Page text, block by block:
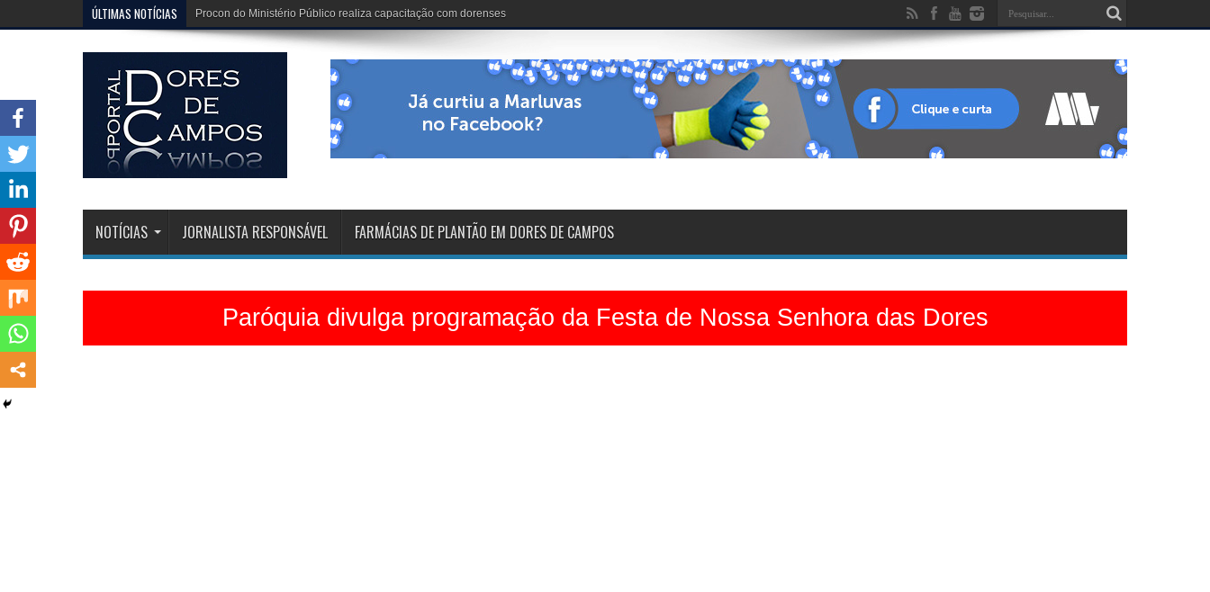
ÚLTIMAS NOTÍCIAS Dona Dirinha celebra uma marca extraordinária: 102 anos de vida
NOTÍCIAS JORNALISTA RESPONSÁVEL FARMÁCIAS DE PLANTÃO EM DORES DE CAMPOS
Paróquia divulga programação da Festa de Nossa Senhora das Dores